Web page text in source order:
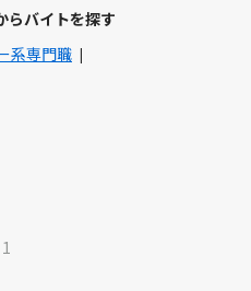
1
らバイトを探す
系専門職